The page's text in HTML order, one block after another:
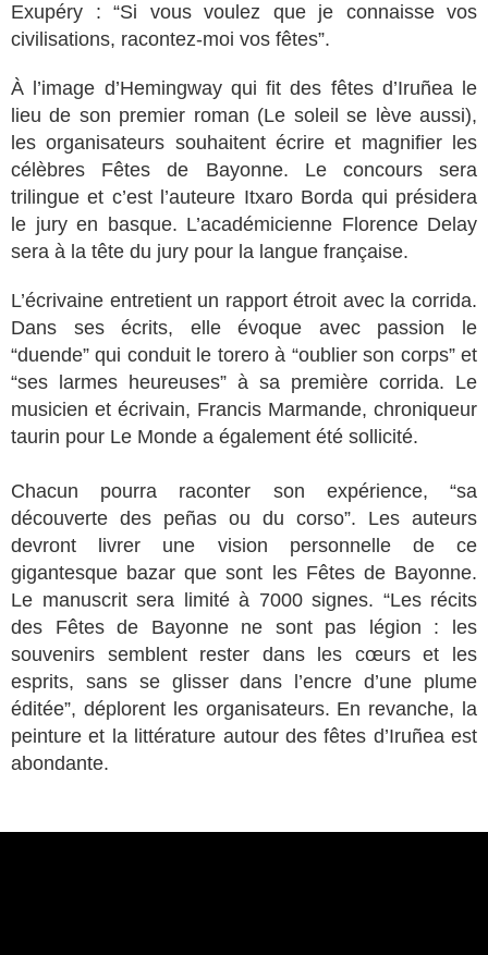
Exupéry : “Si vous voulez que je connaisse vos
civilisations, racontez-moi vos fêtes”.
À l’image d’Hemingway qui fit des fêtes d’Iruñea le
lieu de son premier roman (Le soleil se lève aussi),
les organisateurs souhaitent écrire et magnifier les
célèbres Fêtes de Bayonne. Le concours sera
trilingue et c’est l’auteure Itxaro Borda qui présidera
le jury en basque. L’académicienne Florence Delay
sera à la tête du jury pour la langue française.
L’écrivaine entretient un rapport étroit avec la corrida.
Dans ses écrits, elle évoque avec passion le
“duende” qui conduit le torero à “oublier son corps” et
“ses larmes heureuses” à sa première corrida. Le
musicien et écrivain, Francis Marmande, chroniqueur
taurin pour Le Monde a également été sollicité.
Chacun pourra raconter son expérience, “sa
découverte des peñas ou du corso”. Les auteurs
devront livrer une vision personnelle de ce
gigantesque bazar que sont les Fêtes de Bayonne.
Le manuscrit sera limité à 7000 signes. “Les récits
des Fêtes de Bayonne ne sont pas légion : les
souvenirs semblent rester dans les cœurs et les
esprits, sans se glisser dans l’encre d’une plume
éditée”, déplorent les organisateurs. En revanche, la
peinture et la littérature autour des fêtes d’Iruñea est
abondante.